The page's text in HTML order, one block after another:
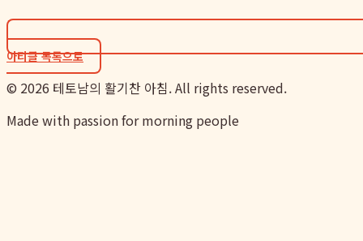
아티클 목록으로
© 2026 테토남의 활기찬 아침. All rights reserved.
Made with passion for morning people